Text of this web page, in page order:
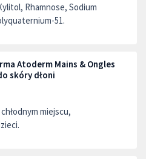
Rhamnose, Sodium
51.
Atoderm Mains & Ongles
skóry dłoni
miejscu,